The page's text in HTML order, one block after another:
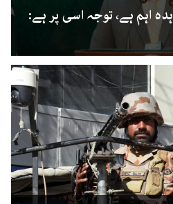
اہم ہے، توجہ اسی پر ہے: